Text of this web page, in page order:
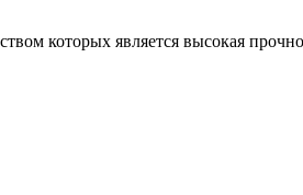
которых является высокая